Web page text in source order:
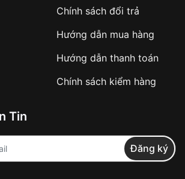
lại thanh toán khi nhận hàng hoặc
xử lý đơn hàng nhanh chóng
tình trạng hủy đơn không mong
Chính sách đổi trả
Hướng dẫn mua hàng
Hướng dẫn thanh toán
Chính sách kiểm hàng
Tin
Đăng ký